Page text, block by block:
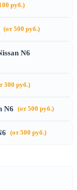
руб.)
(от 500 руб.)
N6
300 руб.)
N6 (от 500 руб.)
(от 500 руб.)